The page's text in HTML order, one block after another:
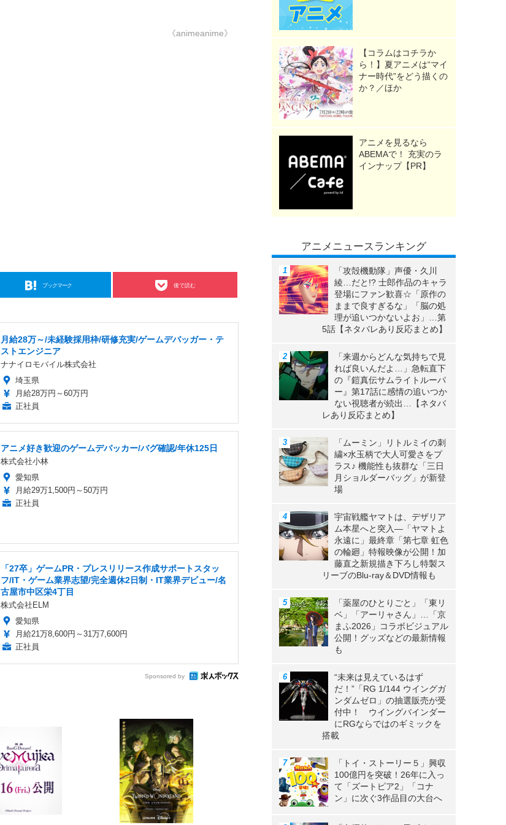
《animeanime》
ブックマーク 後で読む
月給28万～/未経験採用枠/研修充実/ゲームデバッガー・テ
ストエンジニア
ナナイロモバイル株式会社
埼玉県
月給28万円～60万円
正社員
アニメ好き歓迎のゲームデバッカー/バグ確認/年休125日
株式会社小林
愛知県
月給29万1,500円～50万円
正社員
「27卒」ゲームPR・プレスリリース作成サポートスタッ
フ/IT・ゲーム業界志望/完全週休2日制・IT業界デビュー/名
古屋市中区栄4丁目
株式会社ELM
愛知県
月給21万8,600円～31万7,600円
正社員
Sponsored by
【コラムはコチラか
ら！】夏アニメは“マイ
ナー時代”をどう描くの
か？／ほか
アニメを見るなら
ABEMAで！ 充実のラ
インナップ【PR】
アニメニュースランキング
「攻殻機動隊」声優・久川
綾…だと!? 士郎作品のキャラ
登場にファン歓喜☆「原作の
ままで良すぎるな」「脳の処
理が追いつかないよお」…第
5話【ネタバレあり反応まとめ】
「来週からどんな気持ちで見
れば良いんだよ…」急転直下
の『鎧真伝サムライトルーパ
ー』第17話に感情の追いつか
ない視聴者が続出…【ネタバ
レあり反応まとめ】
「ムーミン」リトルミイの刺
繍×水玉柄で大人可愛さをプ
ラス♪ 機能性も抜群な「三日
月ショルダーバッグ」が新登
場
宇宙戦艦ヤマトは、デザリア
ム本星へと突入―「ヤマトよ
永遠に」最終章「第七章 虹色
の輪廻」特報映像が公開！加
藤直之新規描き下ろし特製ス
リーブのBlu-ray＆DVD情報も
「薬屋のひとりごと」「東リ
ベ」「アーリャさん」…「京
まふ2026」コラボビジュアル
公開！グッズなどの最新情報
も
“未来は見えているはず
だ！”「RG 1/144 ウイングガ
ンダムゼロ」の抽選販売が受
付中！ ウイングバインダー
にRGならではのギミックを
搭載
「トイ・ストーリー５」興収
100億円を突破！26年に入っ
て「ズートピア2」「コナ
ン」に次ぐ3作品目の大台へ